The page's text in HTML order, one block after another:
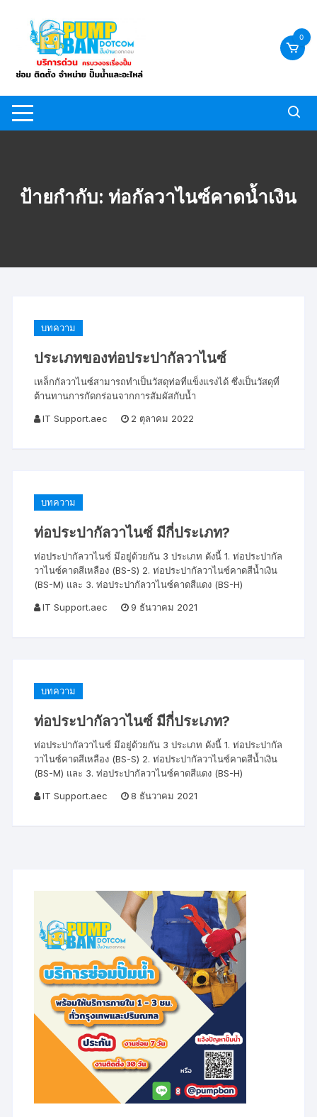
content
0
ป้ายกำกับ: ท่อกัลวาไนซ์คาดน้ำเงิน
บทความ
ประเภทของท่อประปากัลวาไนซ์
เหล็กกัลวาไนซ์สามารถทำเป็นวัสดุท่อที่แข็งแรงได้ ซึ่งเป็นวัสดุที่
ต้านทานการกัดกร่อนจากการสัมผัสกับน้ำ
IT Support.aec
2 ตุลาคม 2022
บทความ
ท่อประปากัลวาไนซ์ มีกี่ประเภท?
ท่อประปากัลวาไนซ์ มีอยู่ด้วยกัน 3 ประเภท ดังนี้ 1. ท่อประปากัล
วาไนซ์คาดสีเหลือง (BS-S) 2. ท่อประปากัลวาไนซ์คาดสีน้ำเงิน
(BS-M) และ 3. ท่อประปากัลวาไนซ์คาดสีแดง (BS-H)
IT Support.aec
9 ธันวาคม 2021
บทความ
ท่อประปากัลวาไนซ์ มีกี่ประเภท?
ท่อประปากัลวาไนซ์ มีอยู่ด้วยกัน 3 ประเภท ดังนี้ 1. ท่อประปากัล
วาไนซ์คาดสีเหลือง (BS-S) 2. ท่อประปากัลวาไนซ์คาดสีน้ำเงิน
(BS-M) และ 3. ท่อประปากัลวาไนซ์คาดสีแดง (BS-H)
IT Support.aec
8 ธันวาคม 2021